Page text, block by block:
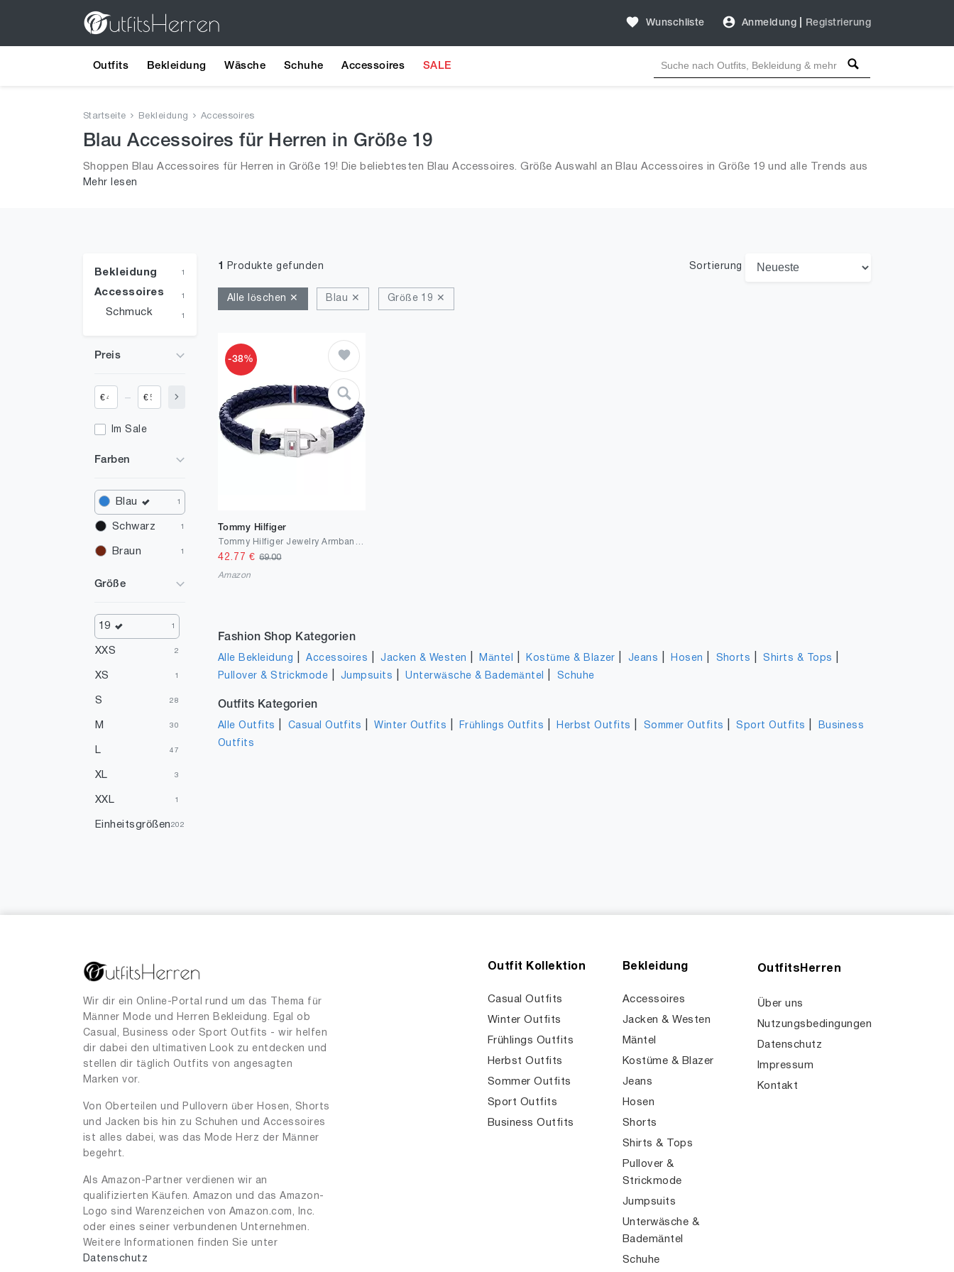
Wunschliste Anmeldung Registrierung
Outfits Bekleidung Wäsche Schuhe Accessoires SALE
Startseite Bekleidung Accessoires
Blau Accessoires für Herren in Größe 19
Shoppen Blau Accessoires für Herren in Größe 19! Die beliebtesten Blau Accessoires. Größe Auswahl an Blau Accessoires in Größe 19 und alle Trends aus
2026 für Männer!
Mehr lesen
Bekleidung 1
Accessoires 1
Schmuck 1
Preis
€ €
Im Sale
Farben
Blau 1
Schwarz 1
Braun 1
Größe
19 1
XXS 2
XS 1
S 28
M 30
L 47
XL 3
XXL 1
Einheitsgrößen 202
21 5
30 2
33 2
38
40
45 2
47
50 4
1 Produkte gefunden Sortierung
Alle löschen ✕ Blau ✕ Größe 19 ✕
-38%
Tommy Hilfiger
42.77 €69.00
Amazon
Fashion Shop Kategorien
Alle Bekleidung |Accessoires |Jacken & Westen Mäntel Kostüme & Blazer Jeans Hosen Shorts |Shirts & Tops
Pullover & Strickmode |Jumpsuits |Unterwäsche & Bademäntel Schuhe
Outfits Kategorien
Alle Outfits Casual Outfits |Winter Outfits Frühlings Outfits Herbst Outfits Sommer Outfits |Sport Outfits
Business
Outfits
Wir dir ein Online-Portal rund um das Thema für
Männer Mode und Herren Bekleidung. Egal ob
Casual, Business oder Sport Outfits - wir helfen
dir dabei den ultimativen Look zu entdecken und
stellen dir täglich Outfits von angesagten
Marken vor.
Von Oberteilen und Pullovern über Hosen, Shorts
und Jacken bis hin zu Schuhen und Accessoires
ist alles dabei, was das Mode Herz der Männer
begehrt.
Als Amazon-Partner verdienen wir an
qualifizierten Käufen. Amazon und das Amazon-
Logo sind Warenzeichen von Amazon.com, Inc.
oder eines seiner verbundenen Unternehmen.
Weitere Informationen finden Sie unter
Datenschutz
Outfit Kollektion
Casual Outfits
Winter Outfits
Frühlings Outfits
Herbst Outfits
Sommer Outfits
Sport Outfits
Business Outfits
Bekleidung
Accessoires
Jacken & Westen
Mäntel
Kostüme & Blazer
Jeans
Hosen
Shorts
Shirts & Tops
Pullover &
Strickmode
Jumpsuits
Unterwäsche &
Bademäntel
Schuhe
OutfitsHerren
Über uns
Nutzungsbedingungen
Datenschutz
Impressum
Kontakt